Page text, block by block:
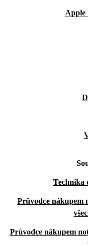
Apple
Technika
Průvodce nákupem
Průvodce nákupem